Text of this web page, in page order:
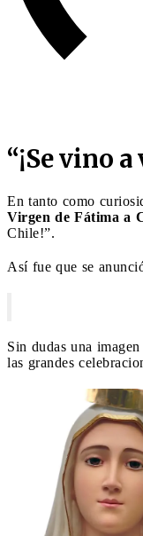
“¡Se vino
En tanto como
Virgen de Fátima a
Chile!”.
Así fue que se
Sin dudas una
las grandes